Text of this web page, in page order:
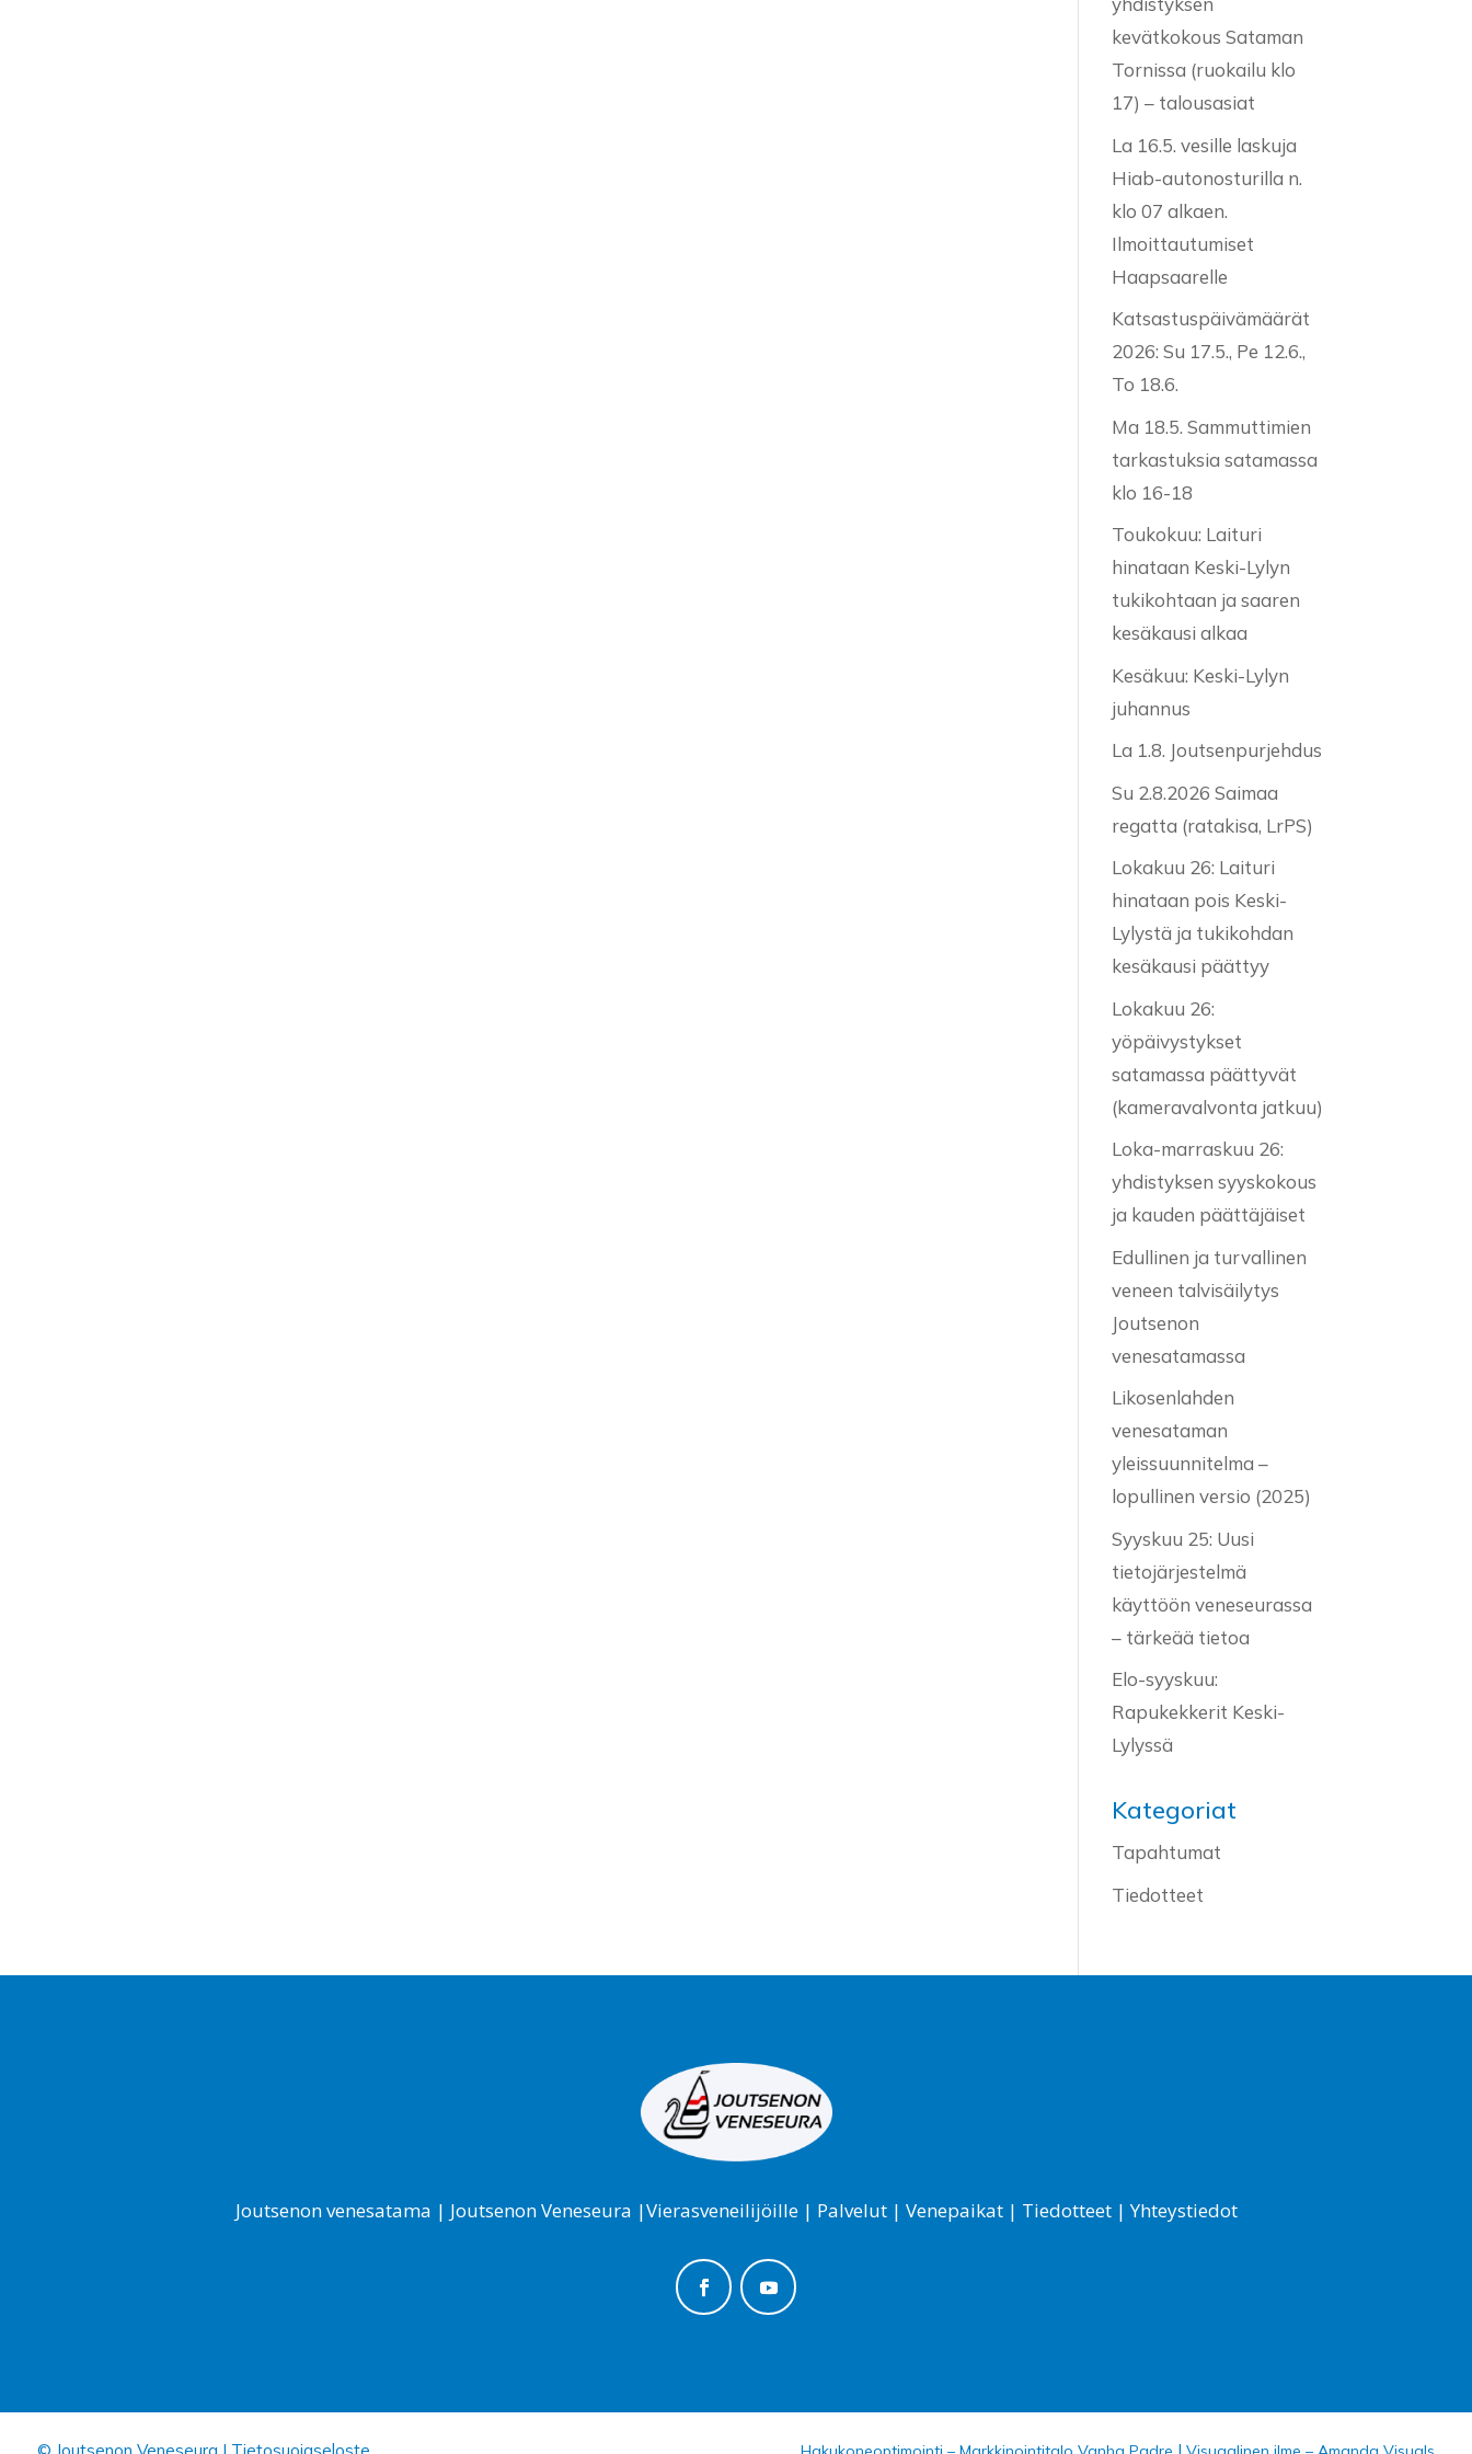
kevätkokous Sataman
Tornissa (ruokailu klo
17) – talousasiat
La 16.5. vesille laskuja
Hiab-autonosturilla n.
klo 07 alkaen.
Ilmoittautumiset
Haapsaarelle
Katsastuspäivämäärät
2026: Su 17.5., Pe 12.6.,
To 18.6.
Ma 18.5. Sammuttimien
tarkastuksia satamassa
klo 16-18
Toukokuu: Laituri
hinataan Keski-Lylyn
tukikohtaan ja saaren
kesäkausi alkaa
Kesäkuu: Keski-Lylyn
juhannus
La 1.8. Joutsenpurjehdus
Su 2.8.2026 Saimaa
regatta (ratakisa, LrPS)
Lokakuu 26: Laituri
hinataan pois Keski-
Lylystä ja tukikohdan
kesäkausi päättyy
Lokakuu 26:
yöpäivystykset
satamassa päättyvät
(kameravalvonta jatkuu)
Loka-marraskuu 26:
yhdistyksen syyskokous
ja kauden päättäjäiset
Edullinen ja turvallinen
veneen talvisäilytys
Joutsenon
venesatamassa
Likosenlahden
venesataman
yleissuunnitelma –
lopullinen versio (2025)
Syyskuu 25: Uusi
tietojärjestelmä
käyttöön veneseurassa
– tärkeää tietoa
Elo-syyskuu:
Rapukekkerit Keski-
Lylyssä
Kategoriat
Tapahtumat
Tiedotteet
Joutsenon venesatama | Joutsenon Veneseura |Vierasveneilijöille| Palvelut| Venepaikat| Tiedotteet|Yhteystiedot